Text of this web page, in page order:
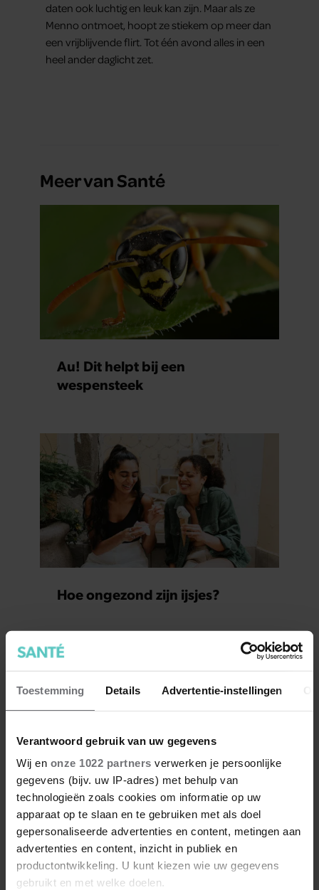
Toestemming Details Advertentie-instellingen
Verantwoord gebruik van uw gegevens
Wij en onze 1022 partners verwerken je persoonlijke
gegevens (bijv. uw IP-adres) met behulp van
technologieën zoals cookies om informatie op uw
apparaat op te slaan en te gebruiken met als doel
gepersonaliseerde advertenties en content, metingen aan
advertenties en content, inzicht in publiek en
productontwikkeling. U kunt kiezen wie uw gegevens
gebruikt en met welke doelen.
daten ook luchtig en leuk kan zijn. Maar als ze
Menno ontmoet, hoopt ze stiekem op meer dan
een vrijblijvende flirt. Tot één avond alles in een
heel ander daglicht zet.
Meer van Santé
Au! Dit helpt bij een
wespensteek
Hoe ongezond zijn ijsjes?
Wat als je stiekem verliefd op
een ander bent?